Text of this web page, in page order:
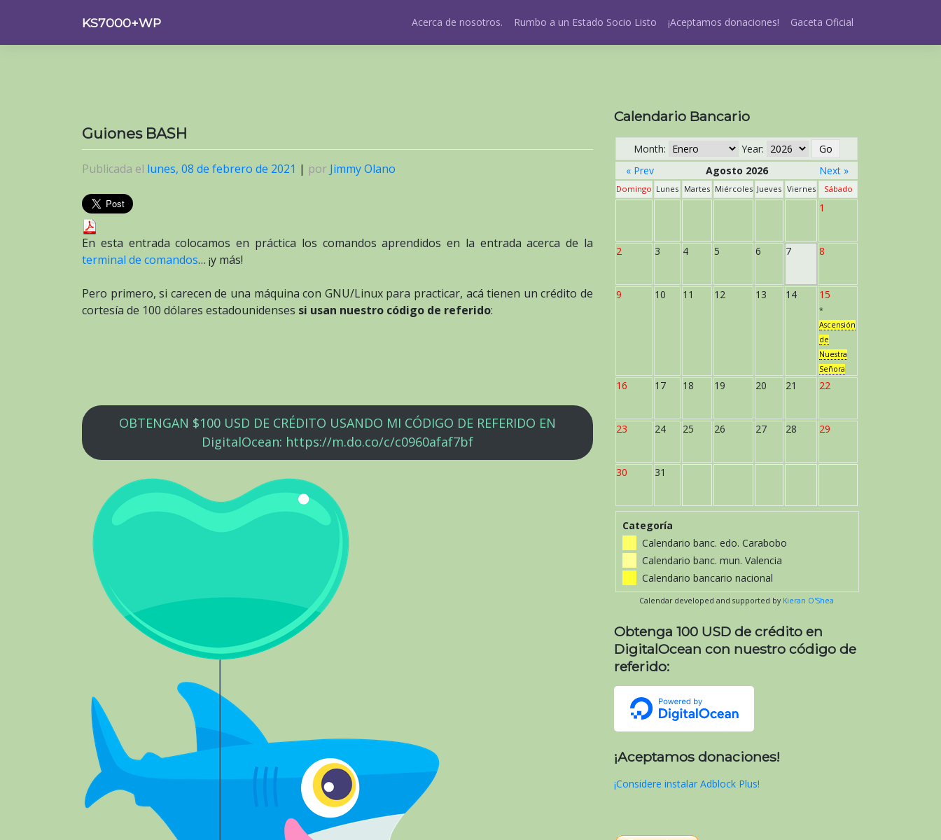
contenido
KS7000+WP Acerca de nosotros. Rumbo a un Estado Socio Listo ¡Aceptamos donaciones! Gaceta Oficial
Guiones BASH
Publicada el lunes, 08 de febrero de 2021 | por Jimmy Olano
En esta entrada colocamos en práctica los comandos aprendidos en la entrada acerca de la
terminal de comandos… ¡y más!
Pero primero, si carecen de una máquina con GNU/Linux para practicar, acá tienen un crédito de
cortesía de 100 dólares estadounidenses si usan nuestro código de referido:
OBTENGAN $100 USD DE CRÉDITO USANDO MI CÓDIGO DE REFERIDO EN
DigitalOcean: https://m.do.co/c/c0960afaf7bf
Calendario Bancario
Month:
Year:
« Prev
Agosto 2026 Next »
Domingo Lunes Martes Miércoles Jueves Viernes Sábado
1
2 3 4 5 6 7 8
9 10 11 12 13 14 15
*
Ascensión
de
Nuestra
Señora
16 17 18 19 20 21 22
23 24 25 26 27 28 29
30 31
Categoría
Calendario banc. edo. Carabobo
Calendario banc. mun. Valencia
Calendario bancario nacional
Calendar developed and supported by Kieran O'Shea
Obtenga 100 USD de crédito en
DigitalOcean con nuestro código de
referido:
¡Aceptamos donaciones!
¡Considere instalar Adblock Plus!